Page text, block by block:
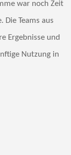
war noch Zeit
Teams aus
Ergebnisse und
Nutzung in